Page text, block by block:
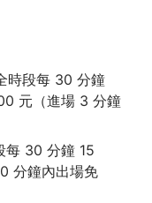
時段每 30 分鐘
元（進場 3 分鐘
每 30 分鐘 15
分鐘內出場免